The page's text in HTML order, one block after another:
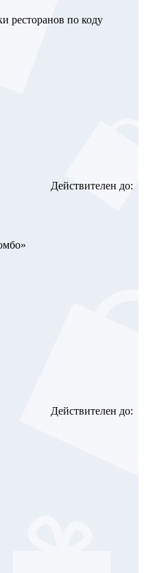
ресторанов по коду
Действителен до:
Действителен до: